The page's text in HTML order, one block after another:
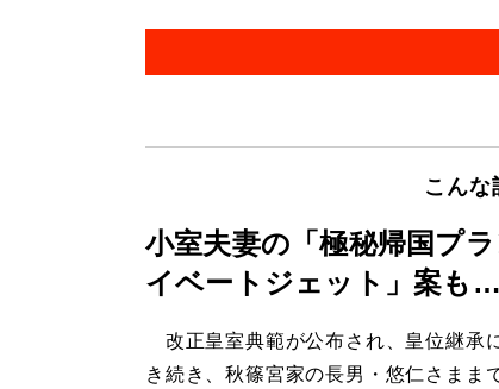
こんな
小室夫妻の「極秘帰国プ
イベートジェット」案も
改正皇室典範が公布され、皇位継承
き続き、秋篠宮家の長男・悠仁さまま